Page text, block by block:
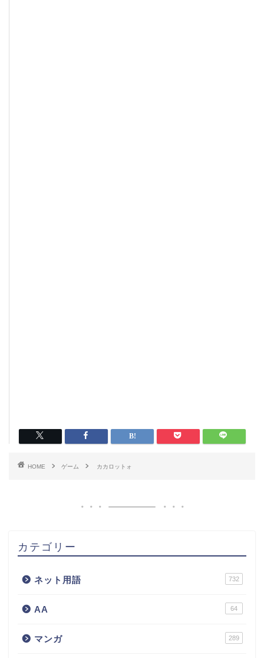
HOME ゲーム カカロットォ
カテゴリー
ネット用語 732
AA 64
マンガ 289